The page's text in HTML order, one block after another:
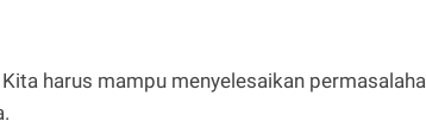
harus mampu menyelesaikan